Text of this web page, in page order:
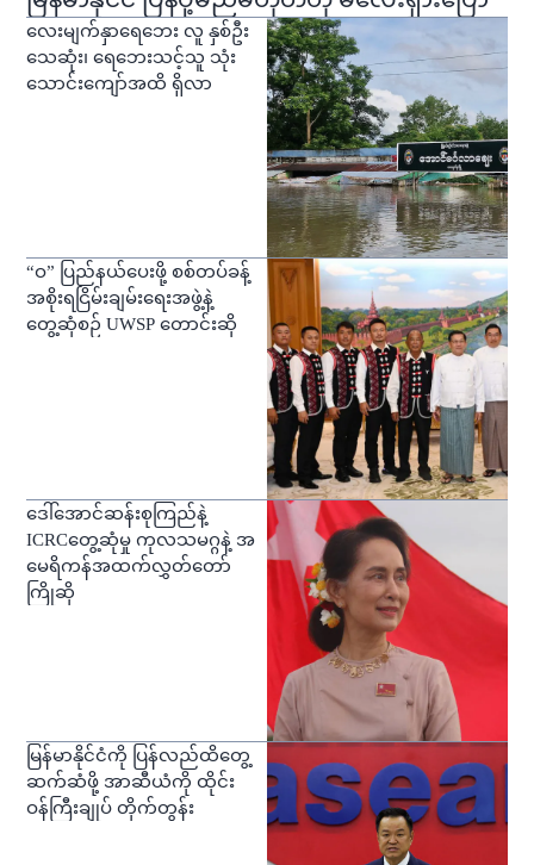
လေးမျက်နှာရေဘေး လူ နှစ်ဦး
သေဆုံး၊ ရေဘေးသင့်သူ သုံး
သောင်းကျော်အထိ ရှိလာ
“ဝ” ပြည်နယ်ပေးဖို့ စစ်တပ်ခန့်
အစိုးရငြိမ်းချမ်းရေးအဖွဲ့နဲ့
တွေ့ဆုံစဉ် UWSP တောင်းဆို
ဒေါ်အောင်ဆန်းစုကြည်နဲ့
ICRCတွေ့ဆုံမှု ကုလသမဂ္ဂနဲ့ အ
မေရိကန်အထက်လွှတ်တော်
ကြိုဆို
မြန်မာနိုင်ငံကို ပြန်လည်ထိတွေ့
ဆက်ဆံဖို့ အာဆီယံကို ထိုင်း
ဝန်ကြီးချုပ် တိုက်တွန်း